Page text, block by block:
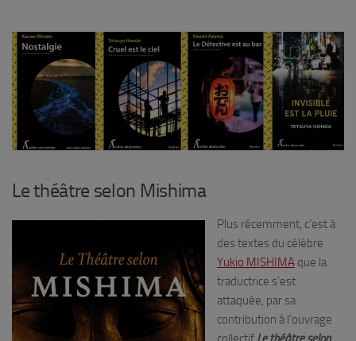
Le théâtre selon Mishima
Plus récemment, c’est à
des textes du célèbre
Yukio MISHIMA que la
traductrice s’est
attaquée, par sa
contribution à l’ouvrage